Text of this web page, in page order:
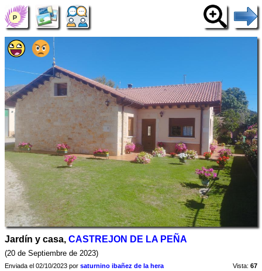
Jardín y casa, CASTREJON DE LA PEÑA
(20 de Septiembre de 2023)
Enviada el 02/10/2023 por saturnino ibañez de la hera Vista: 67